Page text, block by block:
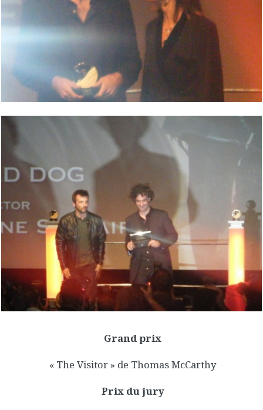
Grand prix
« The Visitor » de Thomas McCarthy
Prix du jury